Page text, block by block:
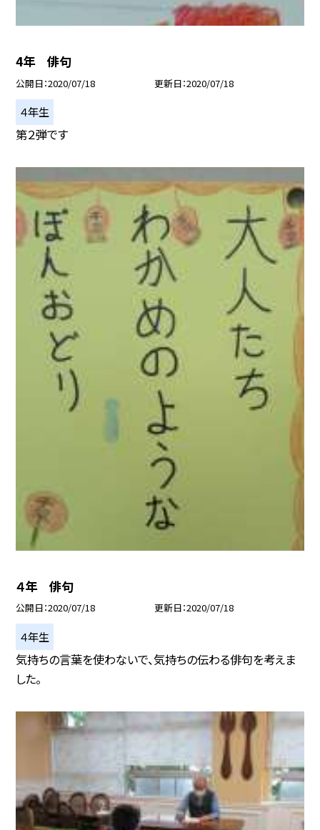
4年 俳句
公開日 2020/07/18 更新日 2020/07/18
４年生
第２弾です
４年 俳句
公開日 2020/07/18 更新日 2020/07/18
４年生
気持ちの言葉を使わないで、気持ちの伝わる俳句を考えま
した。